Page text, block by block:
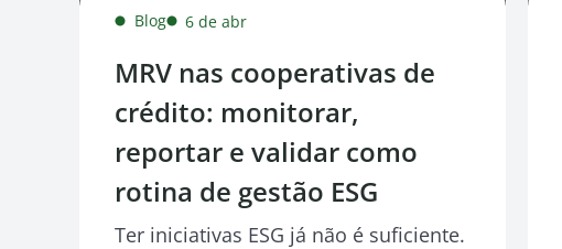
Blog 6 de abr
MRV nas cooperativas de
crédito: monitorar,
reportar e validar como
rotina de gestão ESG
Ter iniciativas ESG já não é suficiente.